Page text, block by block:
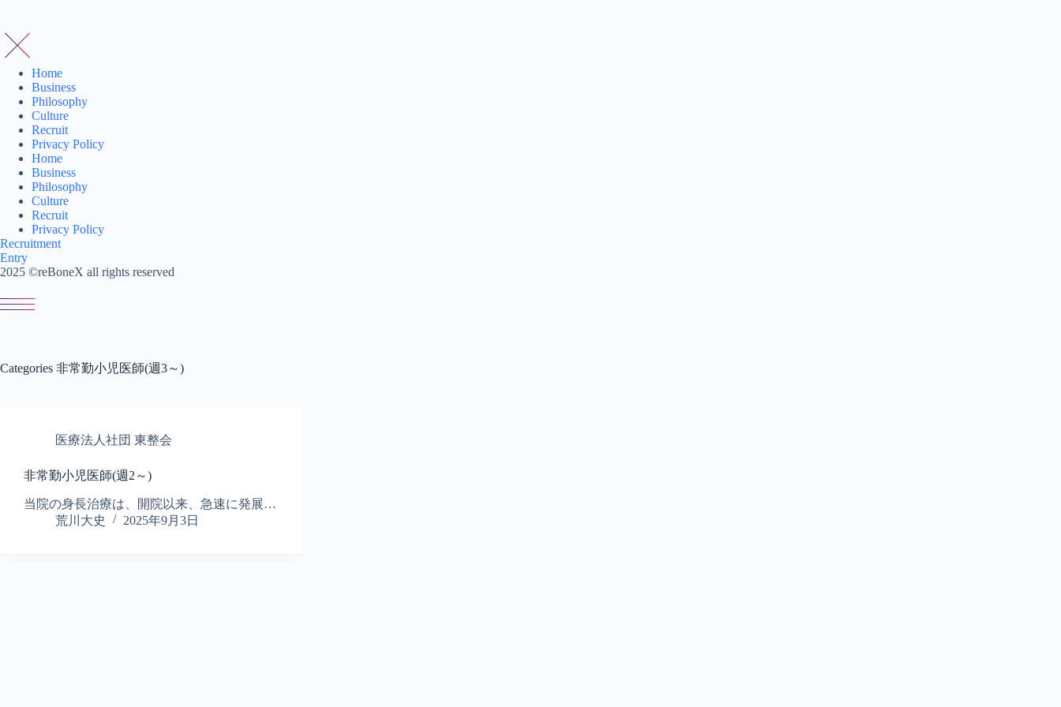
テ
ン
Home
Business
Philosophy
Culture
Recruit
Privacy Policy
Home
Business
Philosophy
Culture
Recruit
Privacy Policy
Recruitment
Entry
2025 ©reBoneX all rights reserved
Categories 非常勤小児医師(週3～)
医療法人社団 東整会
非常勤小児医師(週2～)
当院の身長治療は、開院以来、急速に発展…
荒川大史
2025年9月3日